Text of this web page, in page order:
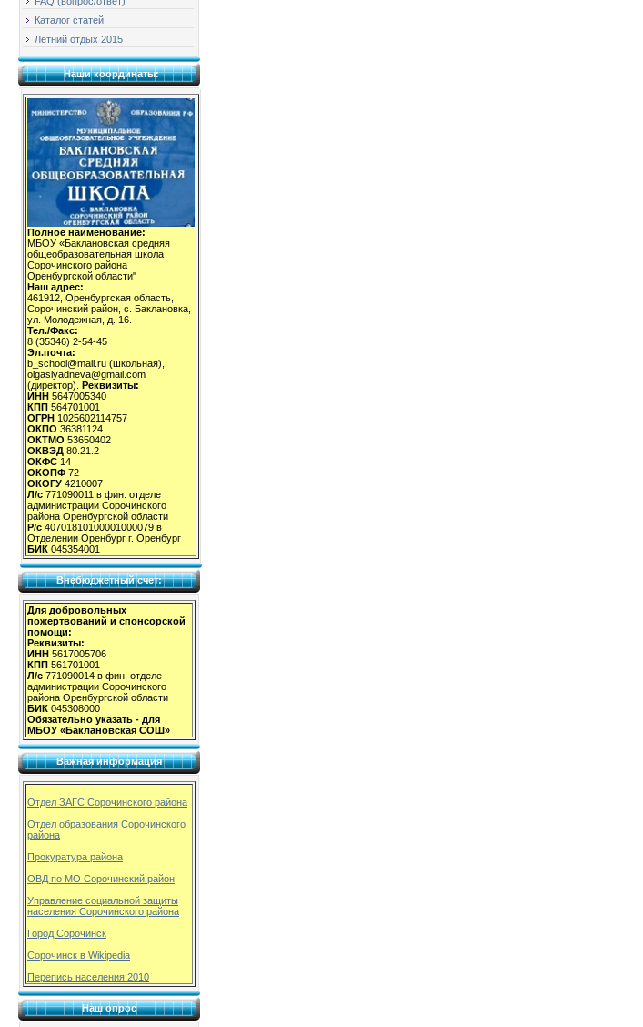
Каталог статей
Летний отдых 2015
Наши координаты:
Полное наименование:
МБОУ «Баклановская средняя
общеобразовательная школа
Сорочинского района
Оренбургской области"
Наш адрес:
461912, Оренбургская область,
Сорочинский район, с. Баклановка,
ул. Молодежная, д. 16.
Тел./Факс:
8 (35346) 2-54-45
Эл.почта:
b_school@mail.ru (школьная),
olgaslyadneva@gmail.com
(директор). Реквизиты:
ИНН 5647005340
КПП 564701001
ОГРН 1025602114757
ОКПО 36381124
ОКТМО 53650402
ОКВЭД 80.21.2
ОКФС 14
ОКОПФ 72
ОКОГУ 4210007
Л/с 771090011 в фин. отделе
администрации Сорочинского
района Оренбургской области
Р/с 40701810100001000079 в
Отделении Оренбург г. Оренбург
БИК 045354001
Внебюджетный счет:
Для добровольных
пожертвований и спонсорской
помощи:
Реквизиты:
ИНН 5617005706
КПП 561701001
Л/с 771090014 в фин. отделе
администрации Сорочинского
района Оренбургской области
БИК 045308000
Обязательно указать - для
МБОУ «Баклановская СОШ»
Важная информация
Отдел ЗАГС Сорочинского района
Отдел образования Сорочинского
района
Прокуратура района
ОВД по МО Сорочинский район
Управление социальной защиты
населения Сорочинского района
Город Сорочинск
Сорочинск в Wikipedia
Перепись населения 2010
Наш опрос